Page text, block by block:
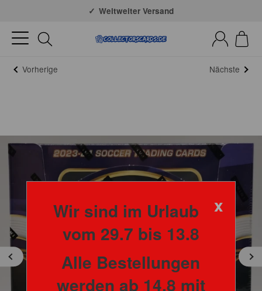
Weltweiter Versand
Vorherige Nächste
x
Wir sind im Urlaub
vom 29.7 bis 13.8
Alle Bestellungen
werden ab 14.8 mit